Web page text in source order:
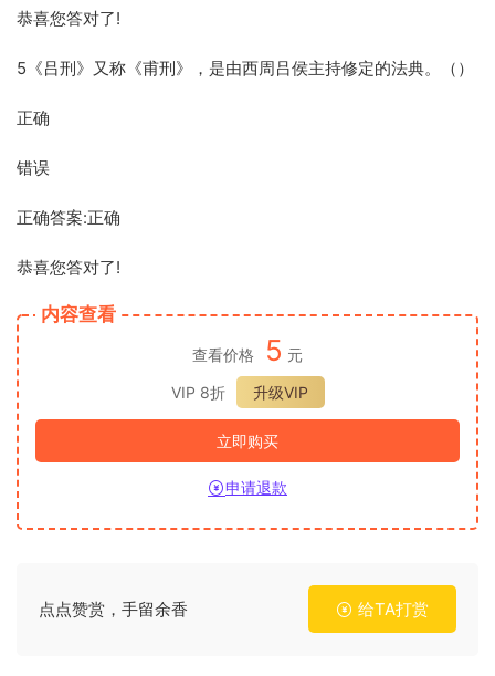
恭喜您答对了!
5《吕刑》又称《甫刑》，是由西周吕侯主持修定的法典。（）
正确
错误
正确答案:正确
恭喜您答对了!
内容查看
查看价格 5 元
VIP 8折
升级VIP
立即购买
申请退款
点点赞赏，手留余香 给TA打赏